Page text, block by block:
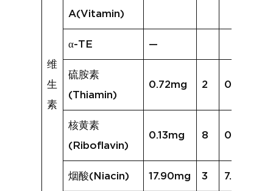
维
生
素
A(Vitamin)
α-TE —
硫胺素
(Thiamin)
0.72mg 2 0.36mg
核黄素
(Riboflavin)
0.13mg 8 0.14mg
烟酸(Niacin) 17.90mg 3 7.02mg